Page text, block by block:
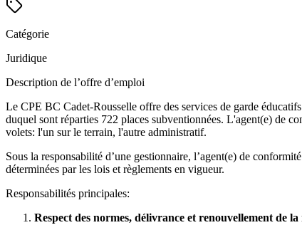
Catégorie
Juridique
Description de l’offre d’emploi
Le CPE BC Cadet-Rousselle offre des services de garde
duquel sont réparties 722 places subventionnées. L'agent(e) de
volets: l'un sur le terrain, l'autre administratif.
Sous la responsabilité d’une gestionnaire, l’agent(e) de
déterminées par les lois et règlements en vigueur.
Responsabilités principales:
Respect des normes, délivrance et renouvellement de la